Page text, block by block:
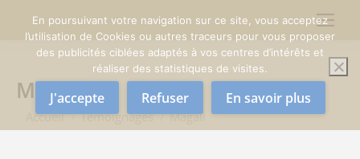
Magali
Vous êtes ici :
Accueil Témoignages Magali
En poursuivant votre navigation sur ce site, vous acceptez
l’utilisation de Cookies ou autres traceurs pour vous proposer
des publicités ciblées adaptés à vos centres d’intérêts et
réaliser des statistiques de visites.
J'accepte Refuser En savoir plus